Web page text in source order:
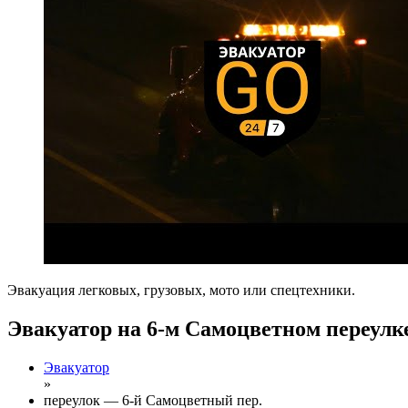
Эвакуация легковых, грузовых, мото или спецтехники.
Эвакуатор на 6-м Самоцветном
Эвакуатор
»
переулок — 6-й Самоцветный пер.